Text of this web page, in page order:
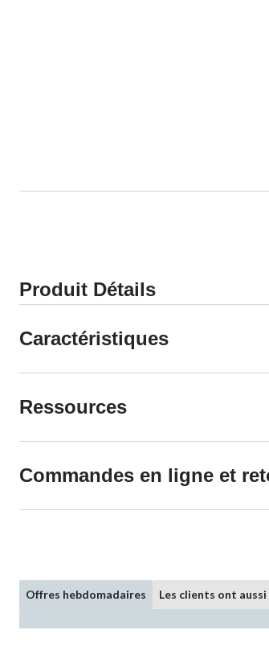
Produit Détails
Caractéristiques
Ressources
Commandes en ligne et
Offres hebdomadaires Les clients ont